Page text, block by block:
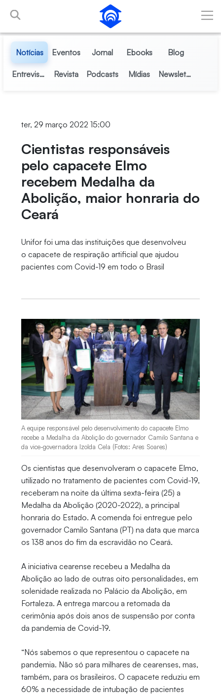
Pular para o Conteúdo principal
Notícias Eventos Jornal Ebooks Blog
Entrevistas Revista Podcasts Mídias Newsletter
ter, 29 março 2022 15:00
Cientistas responsáveis
pelo capacete Elmo
recebem Medalha da
Abolição, maior honraria do
Ceará
Unifor foi uma das instituições que desenvolveu
o capacete de respiração artificial que ajudou
pacientes com Covid-19 em todo o Brasil
A equipe responsável pelo desenvolvimento do capacete Elmo
recebe a Medalha da Abolição do governador Camilo Santana e
da vice-governadora Izolda Cela (Fotos: Ares Soares)
Os cientistas que desenvolveram o capacete Elmo,
utilizado no tratamento de pacientes com Covid-19,
receberam na noite da última sexta-feira (25) a
Medalha da Abolição (2020-2022), a principal
honraria do Estado. A comenda foi entregue pelo
governador Camilo Santana (PT) na data que marca
os 138 anos do fim da escravidão no Ceará.
A iniciativa cearense recebeu a Medalha da
Abolição ao lado de outras oito personalidades, em
solenidade realizada no Palácio da Abolição, em
Fortaleza. A entrega marcou a retomada da
cerimônia após dois anos de suspensão por conta
da pandemia de Covid-19.
“Nós sabemos o que representou o capacete na
pandemia. Não só para milhares de cearenses, mas,
também, para os brasileiros. O capacete reduziu em
60% a necessidade de intubação de pacientes